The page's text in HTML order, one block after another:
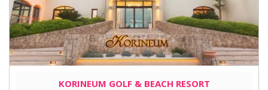
KORINEUM GOLF & BEACH RESORT